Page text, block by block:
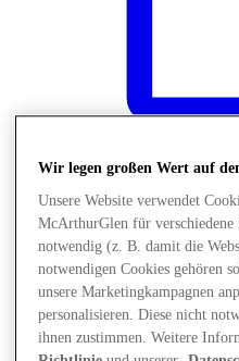
News
Wir legen großen Wert auf
Unsere Website verwendet
McArthurGlen für verschiedene
notwendig (z. B. damit die
notwendigen Cookies gehören
unsere Marketingkampagnen
personalisieren. Diese nicht
ihnen zustimmen. Weitere